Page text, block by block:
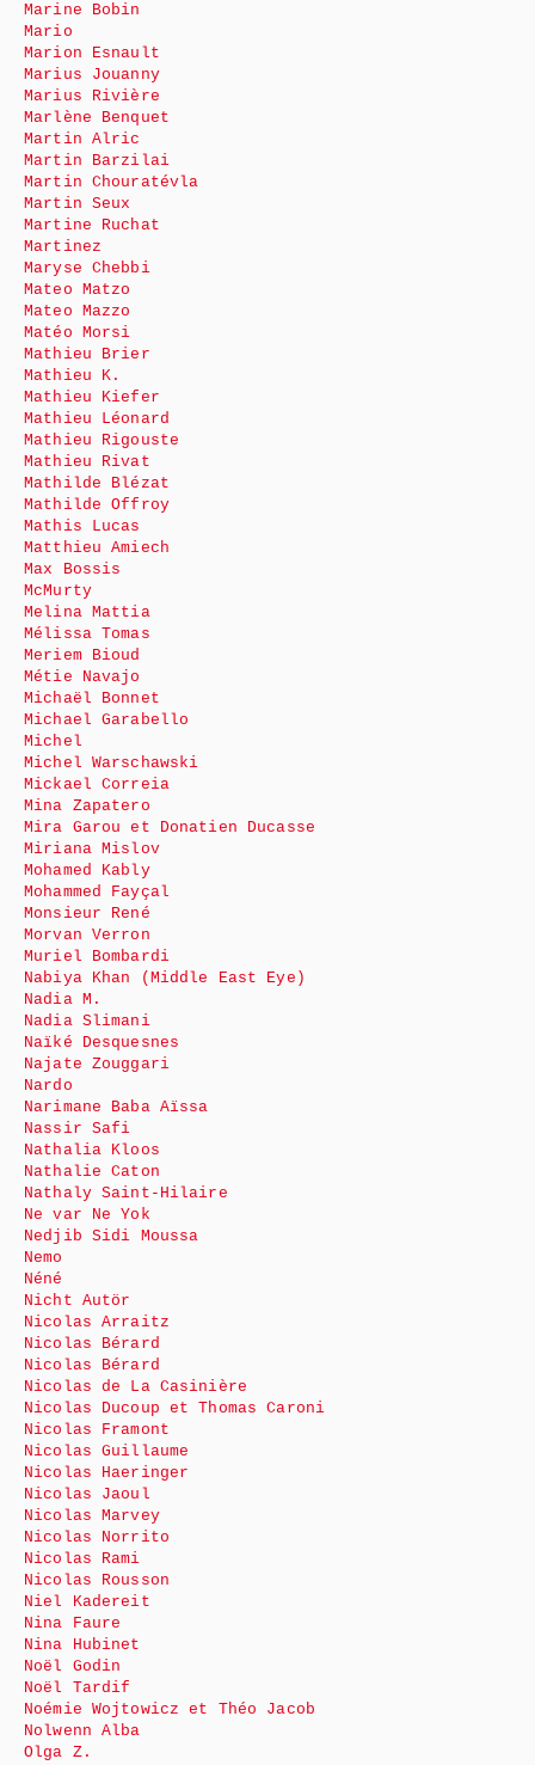
Marine Bobin
Mario
Marion Esnault
Marius Jouanny
Marius Rivière
Marlène Benquet
Martin Alric
Martin Barzilai
Martin Chouratévla
Martin Seux
Martine Ruchat
Martinez
Maryse Chebbi
Mateo Matzo
Mateo Mazzo
Matéo Morsi
Mathieu Brier
Mathieu K.
Mathieu Kiefer
Mathieu Léonard
Mathieu Rigouste
Mathieu Rivat
Mathilde Blézat
Mathilde Offroy
Mathis Lucas
Matthieu Amiech
Max Bossis
McMurty
Melina Mattia
Mélissa Tomas
Meriem Bioud
Métie Navajo
Michaël Bonnet
Michael Garabello
Michel
Michel Warschawski
Mickael Correia
Mina Zapatero
Mira Garou et Donatien Ducasse
Miriana Mislov
Mohamed Kably
Mohammed Fayçal
Monsieur René
Morvan Verron
Muriel Bombardi
Nabiya Khan (Middle East Eye)
Nadia M.
Nadia Slimani
Naïké Desquesnes
Najate Zouggari
Nardo
Narimane Baba Aïssa
Nassir Safi
Nathalia Kloos
Nathalie Caton
Nathaly Saint-Hilaire
Ne var Ne Yok
Nedjib Sidi Moussa
Nemo
Néné
Nicht Autör
Nicolas Arraitz
Nicolas Bérard
Nicolas Bérard
Nicolas de La Casinière
Nicolas Ducoup et Thomas Caroni
Nicolas Framont
Nicolas Guillaume
Nicolas Haeringer
Nicolas Jaoul
Nicolas Marvey
Nicolas Norrito
Nicolas Rami
Nicolas Rousson
Niel Kadereit
Nina Faure
Nina Hubinet
Noël Godin
Noël Tardif
Noémie Wojtowicz et Théo Jacob
Nolwenn Alba
Olga Z.